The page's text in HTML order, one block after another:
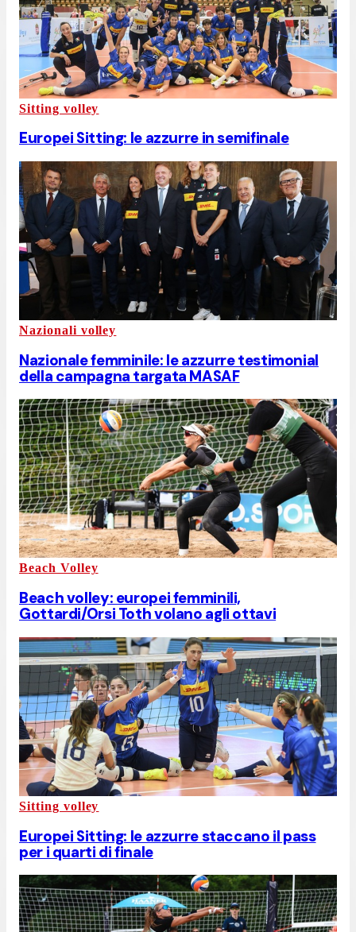
Sitting volley
Europei Sitting: le azzurre in semifinale
Nazionali volley
Nazionale femminile: le azzurre testimonial
della campagna targata MASAF
Beach Volley
Beach volley: europei femminili,
Gottardi/Orsi Toth volano agli ottavi
Sitting volley
Europei Sitting: le azzurre staccano il pass
per i quarti di finale